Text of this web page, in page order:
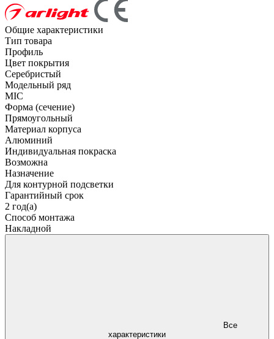
Общие характеристики
Тип товара
Профиль
Цвет покрытия
Серебристый
Модельный ряд
MIC
Форма (сечение)
Прямоугольный
Материал корпуса
Алюминий
Индивидуальная покраска
Возможна
Назначение
Для контурной подсветки
Гарантийный срок
2 год(а)
Способ монтажа
Накладной
характеристики